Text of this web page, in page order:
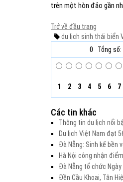
trên một hòn đảo gần
Trở về đầu trang
du lịch sinh thái biển
0
Tổng số:
1 2 3 4 5 6 7
Các tin khác
Thông tin du lịch nổi
Du lịch Việt Nam đạt
Đà Nẵng: Sinh kế bền
Hà Nội công nhận
Đà Nẵng tổ chức
Đền Cầu Khoai, Tân